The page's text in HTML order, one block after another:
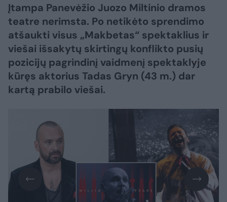
Įtampa Panevėžio Juozo Miltinio dramos
teatre nerimsta. Po netikėto sprendimo
atšaukti visus „Makbetas“ spektaklius ir
viešai išsakytų skirtingų konflikto pusių
pozicijų pagrindinį vaidmenį spektaklyje
kūręs aktorius Tadas Gryn (43 m.) dar
kartą prabilo viešai.